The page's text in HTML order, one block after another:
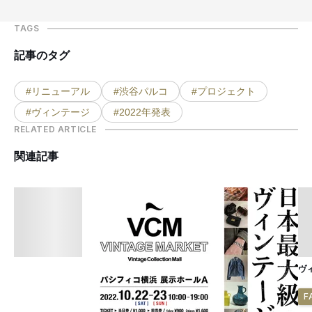
TAGS
記事のタグ
#リニューアル #渋谷パルコ
#プロジェクト
#ヴィンテージ
#2022年発表
RELATED ARTICLE
関連記事
ヴ